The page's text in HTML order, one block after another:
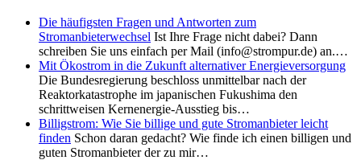
Die häufigsten Fragen und Antworten zum
Stromanbieterwechsel Ist Ihre Frage nicht dabei? Dann
schreiben Sie uns einfach per Mail (info@strompur.de) an.…
Mit Ökostrom in die Zukunft alternativer Energieversorgung
Die Bundesregierung beschloss unmittelbar nach der
Reaktorkatastrophe im japanischen Fukushima den
schrittweisen Kernenergie-Ausstieg bis…
Billigstrom: Wie Sie billige und gute Stromanbieter leicht
finden Schon daran gedacht? Wie finde ich einen billigen und
guten Stromanbieter der zu mir…